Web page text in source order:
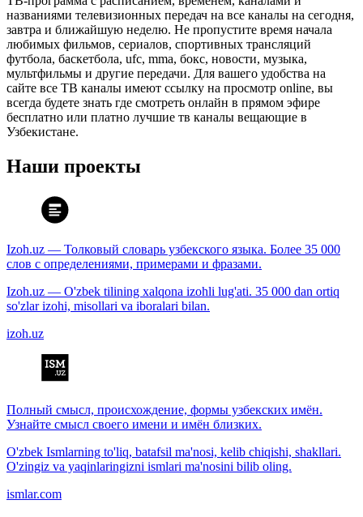
названиями телевизионных передач на все каналы на сегодня,
завтра и ближайшую неделю. Не пропустите время начала
любимых фильмов, сериалов, спортивных трансляций
футбола, баскетбола, ufc, mma, бокс, новости, музыка,
мультфильмы и другие передачи. Для вашего удобства на
сайте все ТВ каналы имеют ссылку на просмотр online, вы
всегда будете знать где смотреть онлайн в прямом эфире
бесплатно или платно лучшие тв каналы вещающие в
Узбекистане.
Наши проекты
Izoh.uz — Толковый словарь узбекского языка. Более 35 000
слов с определениями, примерами и фразами.
Izoh.uz — O'zbek tilining xalqona izohli lug'ati. 35 000 dan ortiq
so'zlar izohi, misollari va iboralari bilan.
izoh.uz
Полный смысл, происхождение, формы узбекских имён.
Узнайте смысл своего имени и имён близких.
O'zbek Ismlarning to'liq, batafsil ma'nosi, kelib chiqishi, shakllari.
O'zingiz va yaqinlaringizni ismlari ma'nosini bilib oling.
ismlar.com